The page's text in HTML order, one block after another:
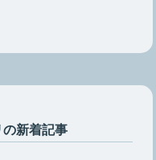
の新着記事